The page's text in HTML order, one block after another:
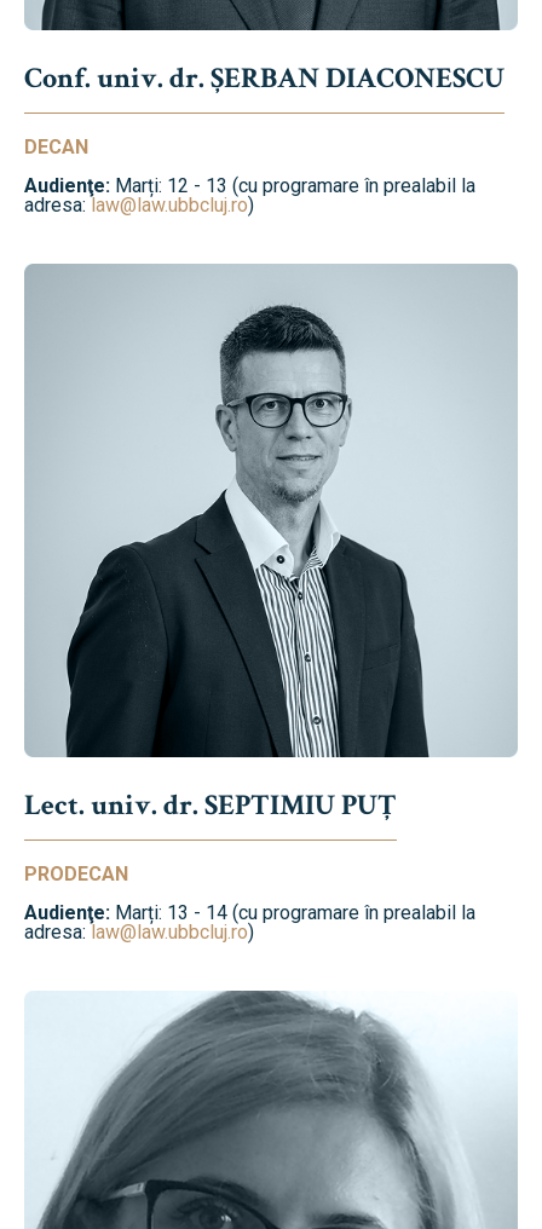
Conf. univ. dr. ȘERBAN DIACONESCU
DECAN
Audienţe: Marți: 12 - 13 (cu programare în prealabil la
adresa:law@law.ubbcluj.ro)
Lect. univ. dr. SEPTIMIU PUȚ
PRODECAN
Audienţe: Marți: 13 - 14 (cu programare în prealabil la
adresa:law@law.ubbcluj.ro)